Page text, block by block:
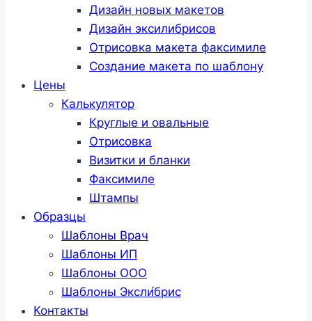
Дизайн новых макетов
Дизайн эксилибрисов
Отрисовка макета факсимиле
Создание макета по шаблону
Цены
Калькулятор
Круглые и овальные
Отрисовка
Визитки и бланки
Факсимиле
Штампы
Образцы
Шаблоны Врач
Шаблоны ИП
Шаблоны ООО
Шаблоны Эксли́брис
Контакты